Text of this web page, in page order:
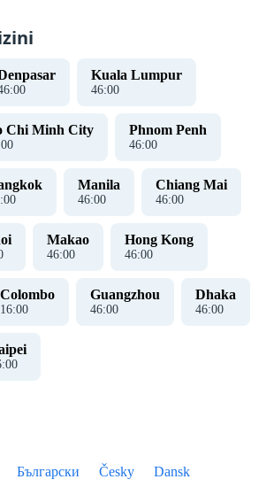
:00
Kuala Lumpur
46:00
Chi Minh City
00
Phnom Penh
46:00
:00
Manila
46:00
Chiang Mai
46:00
Makao
46:00
Hong Kong
46:00
Colombo
16:00
Guangzhou
46:00
Dhaka
46:00
:00
Български Česky Dansk